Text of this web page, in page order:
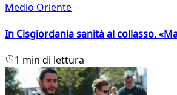
Medio Oriente
In Cisgiordania sanità al collasso.
1 min di lettura